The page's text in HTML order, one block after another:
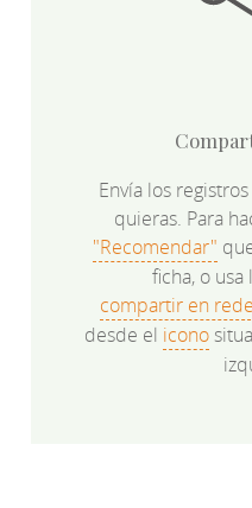
Envía los
quieras. Para
"Recomendar"
ficha, o
compartir en
desde el icono